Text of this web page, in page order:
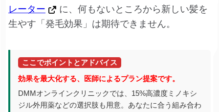
レーター
に、何もないところから新しい髪を
生やす「発毛効果」は期待できません。
ここでポイントとアドバイス
効果を最大化する、医師によるプラン提案です。
DMMオンラインクリニックでは、15%高濃度ミノキシ
ジル外用薬などの選択肢も用意。あなたに合う組み合わ